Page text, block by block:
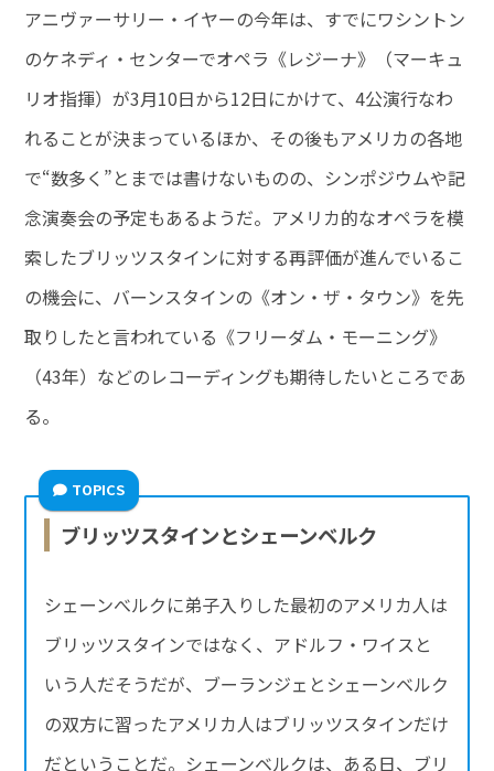
アニヴァーサリー・イヤーの今年は、すでにワシントン
のケネディ・センターでオペラ《レジーナ》（マーキュ
リオ指揮）が3月10日から12日にかけて、4公演行なわ
れることが決まっているほか、その後もアメリカの各地
で“数多く”とまでは書けないものの、シンポジウムや記
念演奏会の予定もあるようだ。アメリカ的なオペラを模
索したブリッツスタインに対する再評価が進んでいるこ
の機会に、バーンスタインの《オン・ザ・タウン》を先
取りしたと言われている《フリーダム・モーニング》
（43年）などのレコーディングも期待したいところであ
る。
TOPICS
ブリッツスタインとシェーンベルク
シェーンべルクに弟子入りした最初のアメリカ人は
ブリッツスタインではなく、アドルフ・ワイスと
いう人だそうだが、ブーランジェとシェーンベルク
の双方に習ったアメリカ人はブリッツスタインだけ
だということだ。シェーンベルクは、ある日、ブリ